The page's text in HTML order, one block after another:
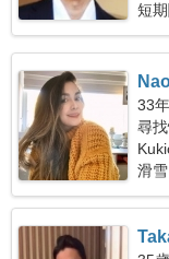
短
33
尋
滑